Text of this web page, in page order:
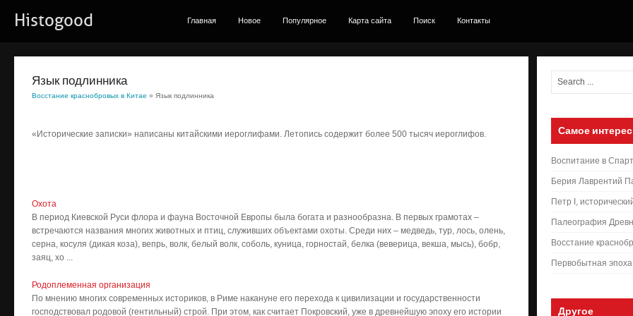
Histogood Главная Новое Популярное Карта сайта Поиск Контакты
Язык подлинника
Восстание краснобровых в Китае » Язык подлинника
«Исторические записки» написаны китайскими иероглифами. Летопись содержит более 500 тысяч иероглифов.
Охота
В период Киевской Руси флора и фауна Восточной Европы была богата и разнообразна. В первых грамотах –
встречаются названия многих животных и птиц, служивших объектами охоты. Среди них – медведь, тур, лось, олень,
серна, косуля (дикая коза), вепрь, волк, белый волк, соболь, куница, горностай, белка (веверица, векша, мысь), бобр,
заяц, хо ...
Родоплеменная организация
По мнению многих современных историков, в Риме накануне его перехода к цивилизации и государственности
господствовал родовой (гентильный) строй. При этом, как считает Покровский, уже в древнейшую эпоху его истории
Самое
Воспитание в
Берия Лаврентий
Петр I,
Палеография
Восстание
Первобытная
Другое